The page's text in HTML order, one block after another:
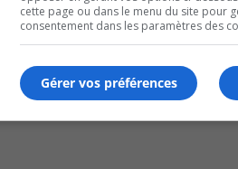
à Saint-Hubert
cette page ou dans le menu du site pour
consentement dans les paramètres des
Gérer vos préférences